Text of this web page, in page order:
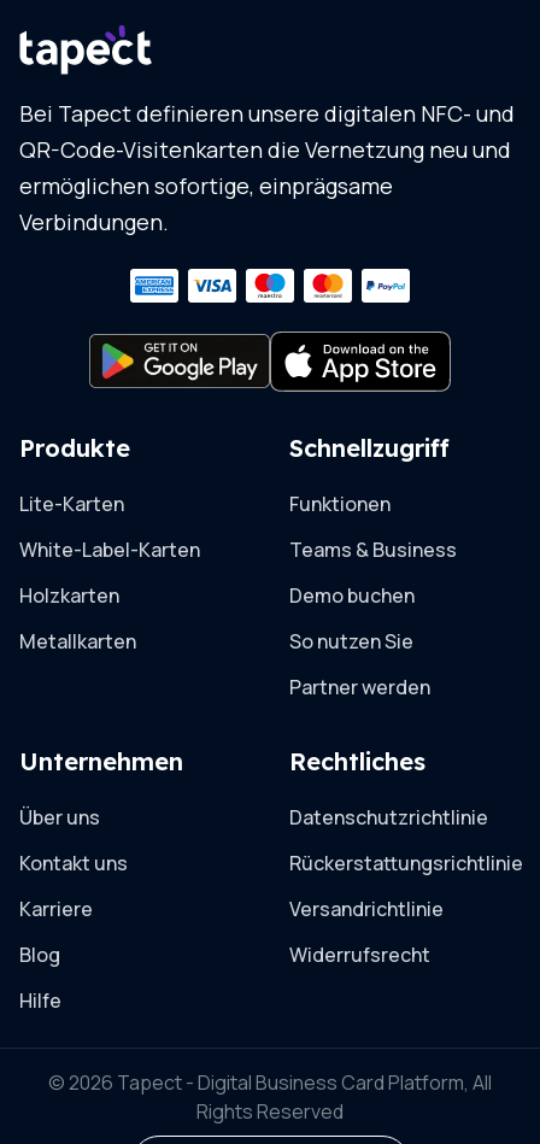
Bei Tapect definieren unsere digitalen NFC- und
QR-Code-Visitenkarten die Vernetzung neu und
ermöglichen sofortige, einprägsame
Verbindungen.
Produkte
Lite-Karten
White-Label-Karten
Holzkarten
Metallkarten
Schnellzugriff
Funktionen
Teams & Business
Demo buchen
So nutzen Sie
Partner werden
Unternehmen
Über uns
Kontakt uns
Karriere
Blog
Hilfe
Rechtliches
Datenschutzrichtlinie
Rückerstattungsrichtlinie
Versandrichtlinie
Widerrufsrecht
© 2026 Tapect - Digital Business Card Platform, All
Rights Reserved